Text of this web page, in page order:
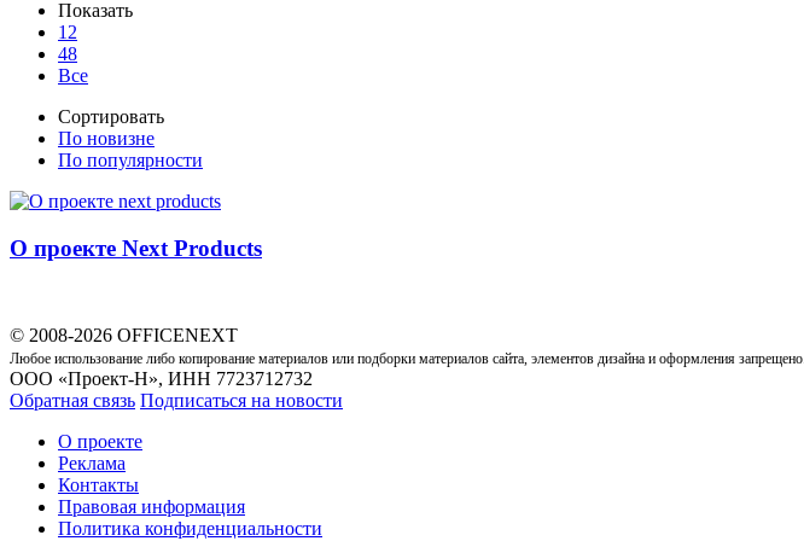
Показать
12
48
Все
Сортировать
По новизне
По популярности
О проекте Next Products
© 2008-2026 OFFICENEXT
Любое использование либо копирование материалов или подборки материалов сайта, элементов дизайна и оформления запрещено.
ООО «Проект-Н», ИНН 7723712732
Обратная связь Подписаться на новости
О проекте
Реклама
Контакты
Правовая информация
Политика конфиденциальности